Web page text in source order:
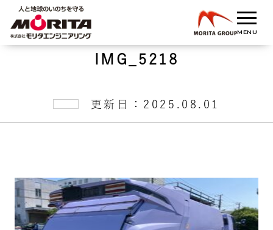
IMG_5218
更新日：2025.08.01